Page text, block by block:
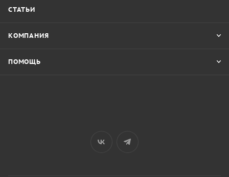
СТАТЬИ
КОМПАНИЯ
ПОМОЩЬ